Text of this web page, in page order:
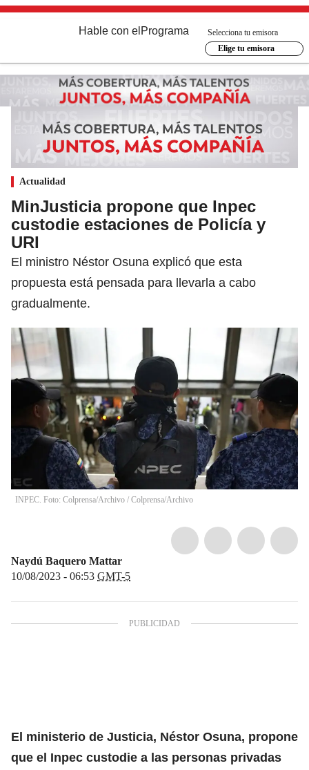
Hable con el Programa
Selecciona tu emisora
Elige tu emisora
Actualidad
MinJusticia propone que Inpec
custodie estaciones de Policía y
URI
El ministro Néstor Osuna explicó que esta
propuesta está pensada para llevarla a cabo
gradualmente.
INPEC. Foto: Colprensa/Archivo / Colprensa/Archivo
Naydú Baquero Mattar
10/08/2023 - 06:53 GMT-5
El ministerio de Justicia, Néstor Osuna, propone
que el Inpec custodie a las personas privadas